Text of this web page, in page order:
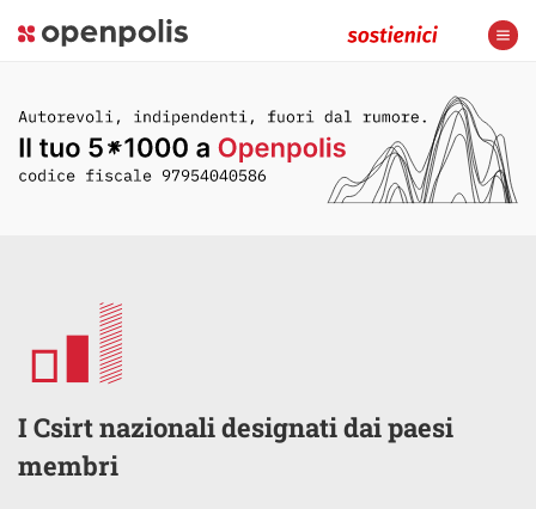
I Csirt nazionali designati dai paesi
membri